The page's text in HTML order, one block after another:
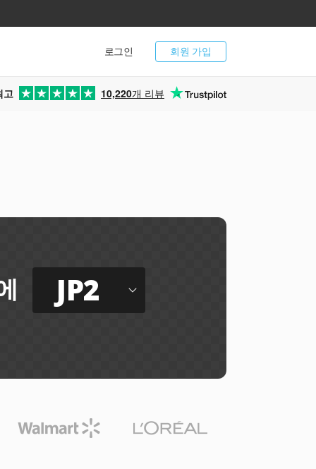
회원 가입
로그인
고 10,220개 리뷰
JP2